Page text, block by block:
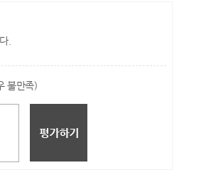
.
불만족)